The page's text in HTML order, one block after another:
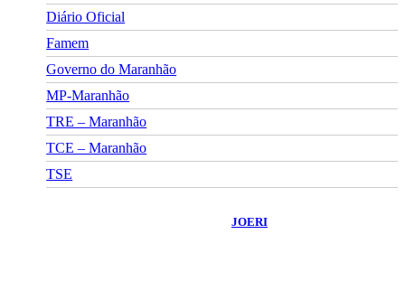
Diário Oficial
Famem
Governo do Maranhão
MP-Maranhão
TRE – Maranhão
TCE – Maranhão
TSE
JOERI